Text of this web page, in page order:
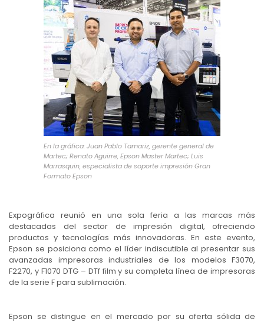
En la gráfica: Juan Pablo Tamariz, gerente general de
Martec; Renato Aguirre, Epson Master Martec; Luis
Marrasquin, especialista de soporte impresión Gran
Formato Epson
Expográfica reunió en una sola feria a las marcas más
destacadas del sector de impresión digital, ofreciendo
productos y tecnologías más innovadoras. En este evento,
Epson se posiciona como el líder indiscutible al presentar sus
avanzadas impresoras industriales de los modelos F3070,
F2270, y F1070 DTG – DTf film y su completa línea de impresoras
de la serie F para sublimación.
Epson se distingue en el mercado por su oferta sólida de